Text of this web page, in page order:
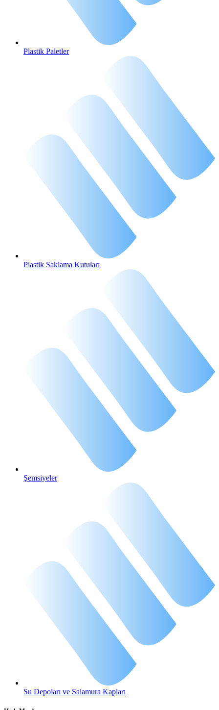
Plastik Paletler
Plastik Saklama Kutuları
Şemsiyeler
Su Depoları ve Salamura Kapları